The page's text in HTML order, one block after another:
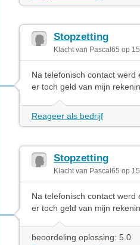
Stopzetting
Klacht van Pascal65 op
Na telefonisch contact
er toch geld van mijn
Reageer als bedrijf
Stopzetting
Klacht van Pascal65 op
Na telefonisch contact
er toch geld van mijn
beoordeling oplossing: 5.0